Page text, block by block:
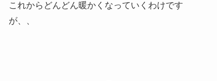
これからどんどん暖かくなっていくわけです
が、、